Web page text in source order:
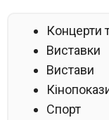
Концерти
Виставки
Вистави
Спорт